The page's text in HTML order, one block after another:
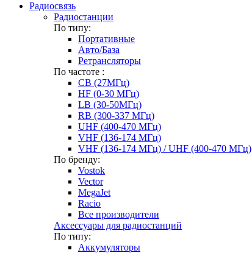
Радиосвязь
Радиостанции
По типу:
Портативные
Авто/База
Ретрансляторы
По частоте :
CB (27МГц)
HF (0-30 МГц)
LB (30-50МГц)
RB (300-337 МГц)
UHF (400-470 МГц)
VHF (136-174 МГц)
VHF (136-174 МГц) / UHF (400-470 МГц)
По бренду:
Vostok
Vector
MegaJet
Racio
Все производители
Аксессуары для радиостанций
По типу:
Аккумуляторы